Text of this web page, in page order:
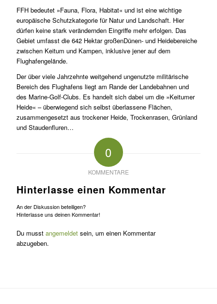
FFH bedeutet »Fauna, Flora, Habitat« und ist eine wichtige
europäische Schutzkategorie für Natur und Landschaft. Hier
dürfen keine stark verändernden Eingriffe mehr erfolgen. Das
Gebiet umfasst die 642 Hektar großenDünen- und Heidebereiche
zwischen Keitum und Kampen, inklusive jener auf dem
Flughafengelände.
Der über viele Jahrzehnte weitgehend ungenutzte militärische
Bereich des Flughafens liegt am Rande der Landebahnen und
des Marine-Golf-Clubs. Es handelt sich dabei um die »Keitumer
Heide« – überwiegend sich selbst überlassene Flächen,
zusammengesetzt aus trockener Heide, Trockenrasen, Grünland
und Staudenfluren…
0
KOMMENTARE
Hinterlasse einen Kommentar
An der Diskussion beteiligen?
Hinterlasse uns deinen Kommentar!
Du musst angemeldetsein, um einen Kommentar
abzugeben.